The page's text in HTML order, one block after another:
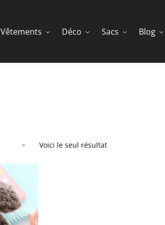
Vêtements Déco Sacs Blog
Voici le seul résultat